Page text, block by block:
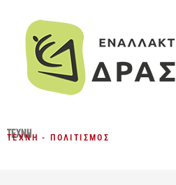
ΤΈΧΝΗ
ΤΈΧΝΗ - ΠΟΛΙΤΙΣΜΌΣ